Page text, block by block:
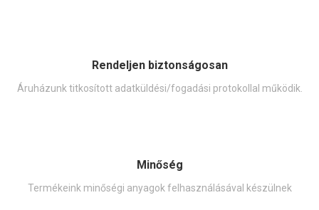
Rendeljen biztonságosan
Áruházunk titkosított adatküldési/fogadási protokollal működik.
Minőség
Termékeink minőségi anyagok felhasználásával készülnek